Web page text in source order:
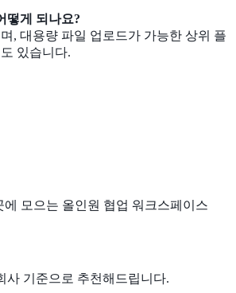
떻게 되나요?
, 대용량 파일 업로드가 가능한 상위 플
있습니다.
에 모으는 올인원 협업 워크스페이스
사 기준으로 추천해드립니다.